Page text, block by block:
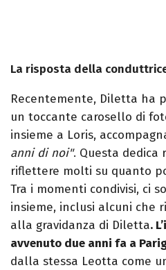
La risposta della
Recentemente, Diletta ha
un toccante carosello di
insieme a Loris,
anni di noi". Questa
riflettere molti su quanto
Tra i momenti condivisi, ci
insieme, inclusi alcuni che
alla gravidanza di Diletta.
avvenuto due anni fa a
dalla stessa Leotta come